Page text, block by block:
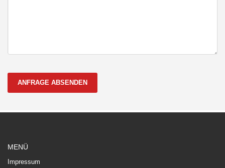
ANFRAGE ABSENDEN
MENÜ
Impressum